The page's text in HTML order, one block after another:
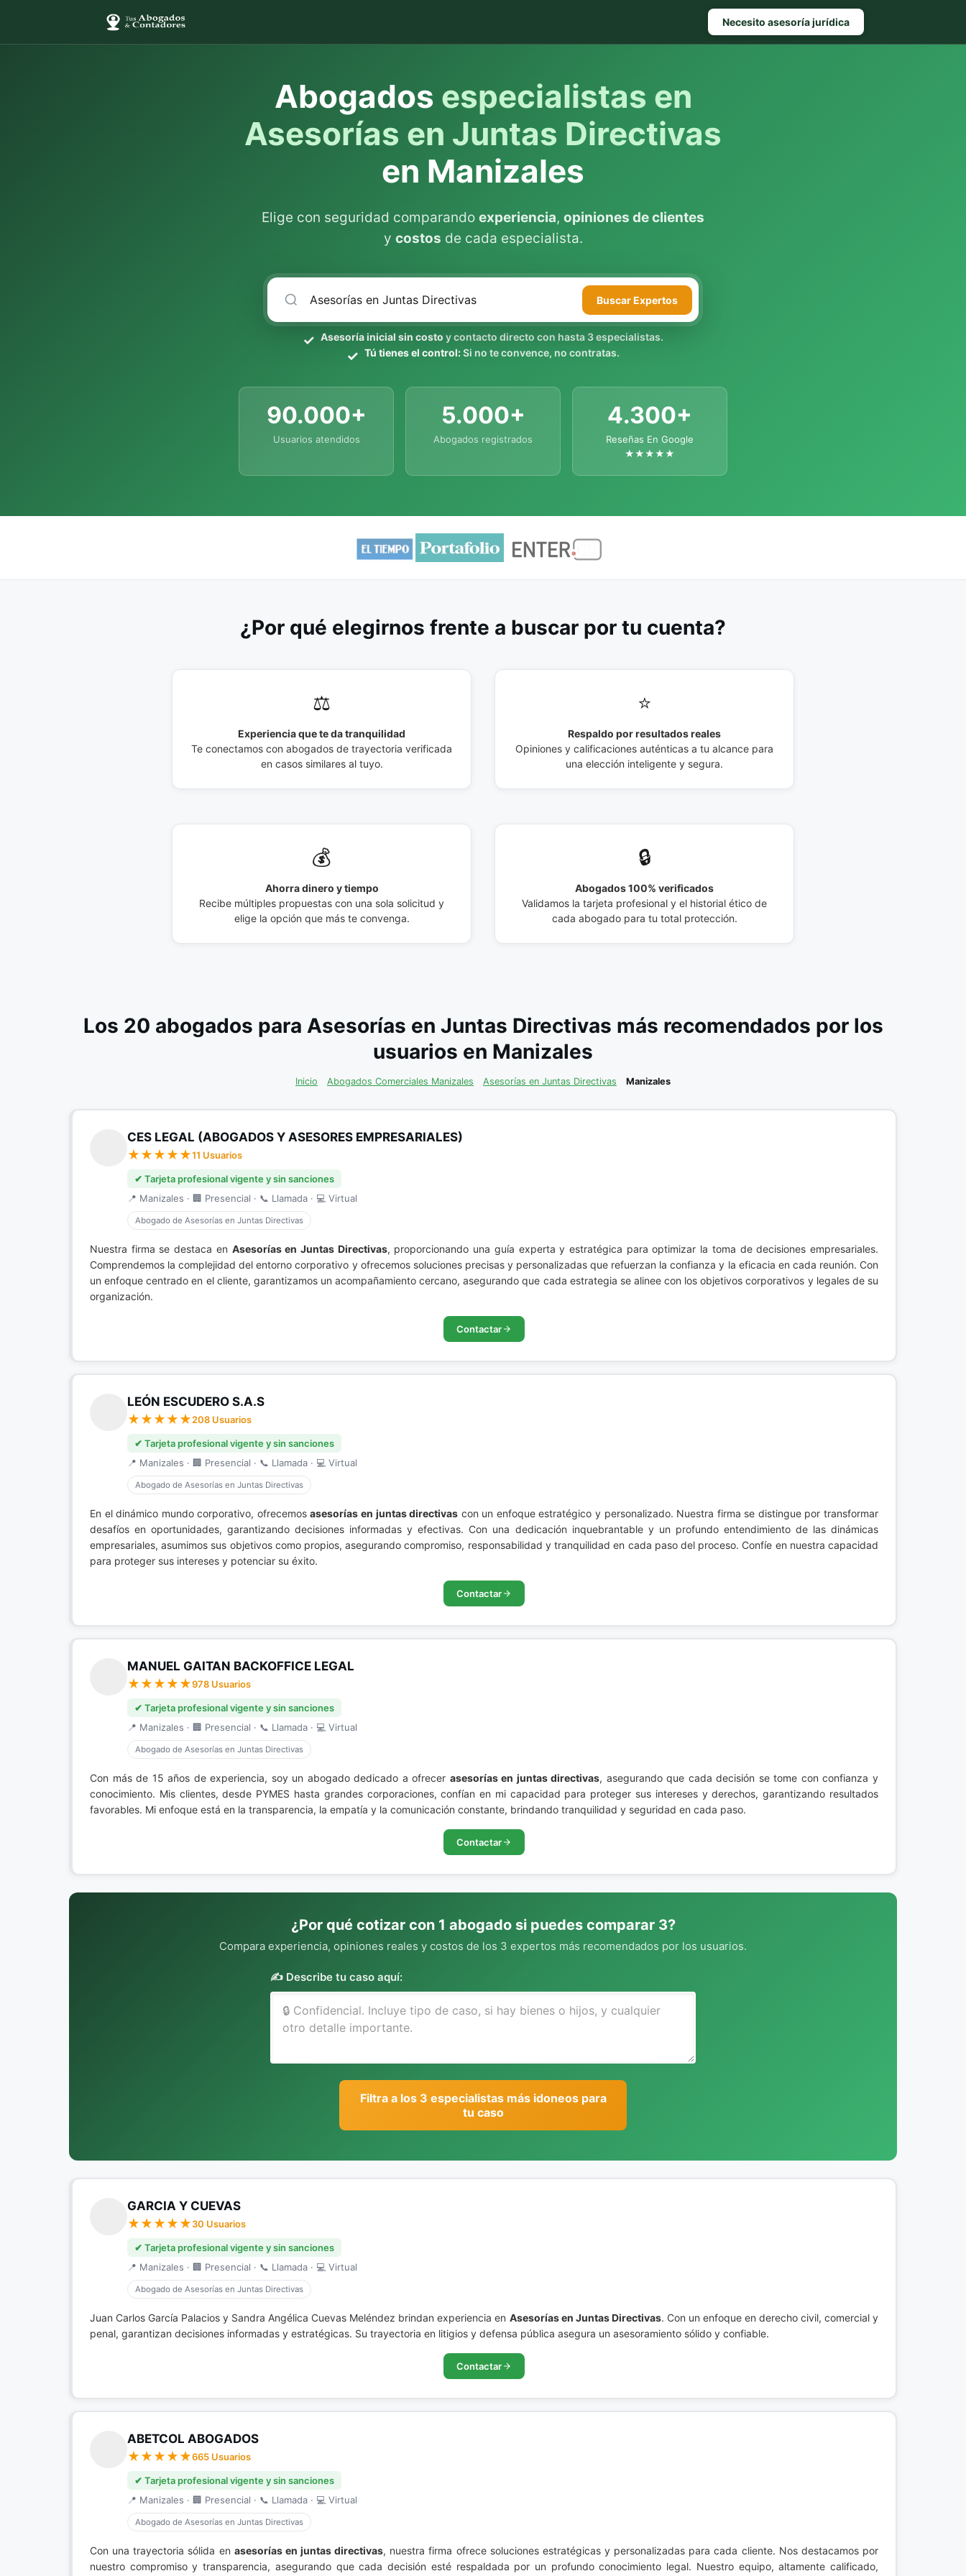
Necesito asesoría jurídica
Abogados especialistas en
Asesorías en Juntas Directivas
en Manizales
Elige con seguridad comparando experiencia, opiniones de clientes
y costos de cada especialista.
BuscarExpertos
Asesoría inicial sin costo y contacto directo con hasta 3 especialistas.
Tú tienes el control:Si no te convence, no contratas.
90.000+
Usuarios atendidos
5.000+
Abogados registrados
4.300+
Reseñas En Google
★★★★★
¿Por qué elegirnos frente a buscar por tu cuenta?
⚖️
Experiencia que te da tranquilidad
Te conectamos con abogados de trayectoria verificada
en casos similares al tuyo.
⭐
Respaldo por resultados reales
Opiniones y calificaciones auténticas a tu alcance para
una elección inteligente y segura.
💰
Ahorra dinero y tiempo
Recibe múltiples propuestas con una sola solicitud y
elige la opción que más te convenga.
🔒
Abogados 100% verificados
Validamos la tarjeta profesional y el historial ético de
cada abogado para tu total protección.
Los 20 abogados para Asesorías en Juntas Directivas más recomendados por los
usuarios en Manizales
Inicio Abogados Comerciales Manizales Asesorías en Juntas Directivas Manizales
CES LEGAL (ABOGADOS Y ASESORES EMPRESARIALES)
11 Usuarios
✔ Tarjeta profesional vigente y sin sanciones
📍 Manizales · 🏢 Presencial · 📞 Llamada · 💻 Virtual
Abogado de Asesorías en Juntas Directivas
Nuestra firma se destaca en Asesorías en Juntas Directivas, proporcionando una guía experta y estratégica para optimizar la toma de decisiones empresariales.
Comprendemos la complejidad del entorno corporativo y ofrecemos soluciones precisas y personalizadas que refuerzan la confianza y la eficacia en cada reunión. Con
un enfoque centrado en el cliente, garantizamos un acompañamiento cercano, asegurando que cada estrategia se alinee con los objetivos corporativos y legales de su
organización.
Contactar
LEÓN ESCUDERO S.A.S
208 Usuarios
✔ Tarjeta profesional vigente y sin sanciones
📍 Manizales · 🏢 Presencial · 📞 Llamada · 💻 Virtual
Abogado de Asesorías en Juntas Directivas
En el dinámico mundo corporativo, ofrecemosasesorías en juntas directivas con un enfoque estratégico y personalizado. Nuestra firma se distingue por transformar
desafíos en oportunidades, garantizando decisiones informadas y efectivas. Con una dedicación inquebrantable y un profundo entendimiento de las dinámicas
empresariales, asumimos sus objetivos como propios, asegurando compromiso, responsabilidad y tranquilidad en cada paso del proceso. Confíe en nuestra capacidad
para proteger sus intereses y potenciar su éxito.
Contactar
MANUEL GAITAN BACKOFFICE LEGAL
978 Usuarios
✔ Tarjeta profesional vigente y sin sanciones
📍 Manizales · 🏢 Presencial · 📞 Llamada · 💻 Virtual
Abogado de Asesorías en Juntas Directivas
Con más de 15 años de experiencia, soy un abogado dedicado a ofrecer asesorías en juntas directivas, asegurando que cada decisión se tome con confianza y
conocimiento. Mis clientes, desde PYMES hasta grandes corporaciones, confían en mi capacidad para proteger sus intereses y derechos, garantizando resultados
favorables. Mi enfoque está en la transparencia, la empatía y la comunicación constante, brindando tranquilidad y seguridad en cada paso.
Contactar
¿Por qué cotizar con 1 abogado si puedes comparar 3?
Compara experiencia, opiniones reales y costos de los 3 expertos más recomendados por los usuarios.
✍️ Describe tu caso aquí:
Filtra a los 3 especialistas más idoneos para
tu caso
GARCIA Y CUEVAS
30 Usuarios
✔ Tarjeta profesional vigente y sin sanciones
📍 Manizales · 🏢 Presencial · 📞 Llamada · 💻 Virtual
Abogado de Asesorías en Juntas Directivas
Juan Carlos García Palacios y Sandra Angélica Cuevas Meléndez brindan experiencia en Asesorías en Juntas Directivas. Con un enfoque en derecho civil, comercial y
penal, garantizan decisiones informadas y estratégicas. Su trayectoria en litigios y defensa pública asegura un asesoramiento sólido y confiable.
Contactar
ABETCOL ABOGADOS
665 Usuarios
✔ Tarjeta profesional vigente y sin sanciones
📍 Manizales · 🏢 Presencial · 📞 Llamada · 💻 Virtual
Abogado de Asesorías en Juntas Directivas
Con una trayectoria sólida en asesorías en juntas directivas, nuestra firma ofrece soluciones estratégicas y personalizadas para cada cliente. Nos destacamos por
nuestro compromiso y transparencia, asegurando que cada decisión esté respaldada por un profundo conocimiento legal. Nuestro equipo, altamente calificado,